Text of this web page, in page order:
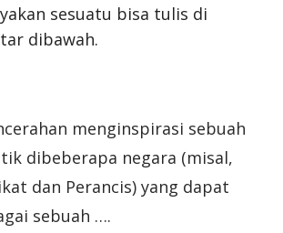
sesuatu bisa tulis di
dibawah.
menginspirasi sebuah
dibeberapa negara (misal,
dan Perancis) yang dapat
sebuah ….